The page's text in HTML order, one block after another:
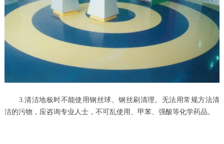
3.清洁地板时不能使用钢丝球、钢丝刷清理。无法用常规方法清
洁的污物，应咨询专业人士，不可乱使用、甲苯、强酸等化学药品。